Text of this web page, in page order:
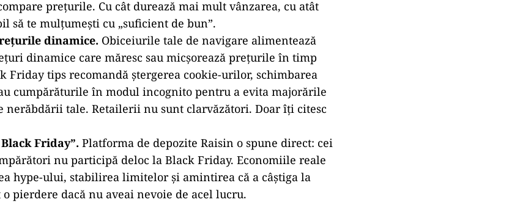
al Black Friday. În schimb, acum sunt aceleași reduceri, dar
email mai strălucitoare. Codurile exclusive sunt în mare
funcționează, pentru că oamenilor le place să creadă că
inteligent decât mall-ul.
tău de credit.Potrivit Financial Literacy 101, o utilizare
în perioada sărbătorilor îți poate scădea scorul, chiar
Este un efect secundar sezonier despre care puțini
nimic nu strică bucuria de a oferi cadouri ca un memento al
Efectivă).
confuziei ca instrument de vânzare.Retailerii se bazează
ca instrument de vânzare. Datele PwC arată că consumatorii
dar optimiști”, o modalitate politicoasă de a spune că sunt